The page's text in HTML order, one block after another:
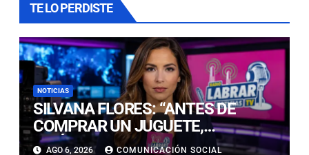
TE LO PERDISTE
NOTICIAS
SILVANA FLORES: “ANTES DE
COMPRAR UN JUGUETE,
INFÓRMESE Y VERIFIQUE QUE
AGO 6, 2026 COMUNICACIÓN SOCIAL